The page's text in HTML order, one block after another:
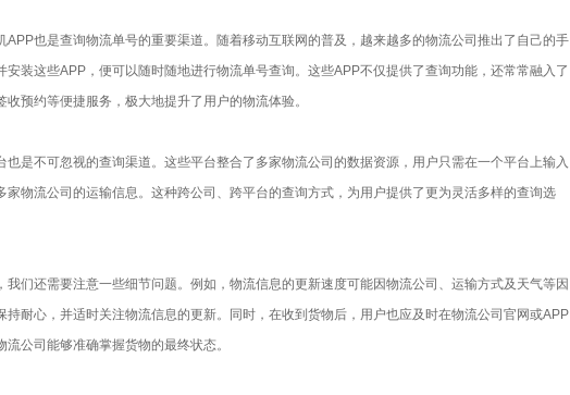
APP也是查询物流单号的重要渠道。随着移动互联网的普及，越来越多的物流公司推出了自己的手
安装这些APP，便可以随时随地进行物流单号查询。这些APP不仅提供了查询功能，还常常融入了
预约等便捷服务，极大地提升了用户的物流体验。
也是不可忽视的查询渠道。这些平台整合了多家物流公司的数据资源，用户只需在一个平台上输入
家物流公司的运输信息。这种跨公司、跨平台的查询方式，为用户提供了更为灵活多样的查询选
我们还需要注意一些细节问题。例如，物流信息的更新速度可能因物流公司、运输方式及天气等因
持耐心，并适时关注物流信息的更新。同时，在收到货物后，用户也应及时在物流公司官网或APP
公司能够准确掌握货物的最终状态。